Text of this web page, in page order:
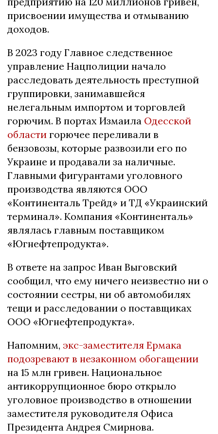
присвоении имущества и отмыванию
доходов.
В 2023 году Главное следственное
управление Нацполиции начало
расследовать деятельность преступной
группировки, занимавшейся
нелегальным импортом и торговлей
горючим. В портах Измаила Одесской
области горючее переливали в
бензовозы, которые развозили его по
Украине и продавали за наличные.
Главными фигурантами уголовного
производства являются ООО
«Континенталь Трейд» и ТД «Украинский
терминал». Компания «Континенталь»
являлась главным поставщиком
«Югнефтепродукта».
В ответе на запрос Иван Выговский
сообщил, что ему ничего неизвестно ни о
состоянии сестры, ни об автомобилях
тещи и расследовании о поставщиках
ООО «Югнефтепродукта».
Напомним, экс-заместителя Ермака
подозревают в незаконном обогащении
на 15 млн гривен. Национальное
антикоррупционное бюро открыло
уголовное производство в отношении
заместителя руководителя Офиса
Президента Андрея Смирнова.